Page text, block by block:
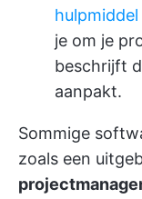
je om je
beschrijft
aanpakt.
Sommige
zoals een